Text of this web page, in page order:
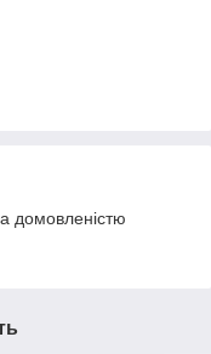
домовленістю